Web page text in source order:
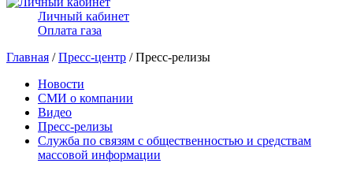
Личный кабинет
Оплата газа
Главная /Пресс-центр / Пресс-релизы
Новости
СМИ о компании
Видео
Пресс-релизы
Служба по связям с общественностью и средствам
массовой информации